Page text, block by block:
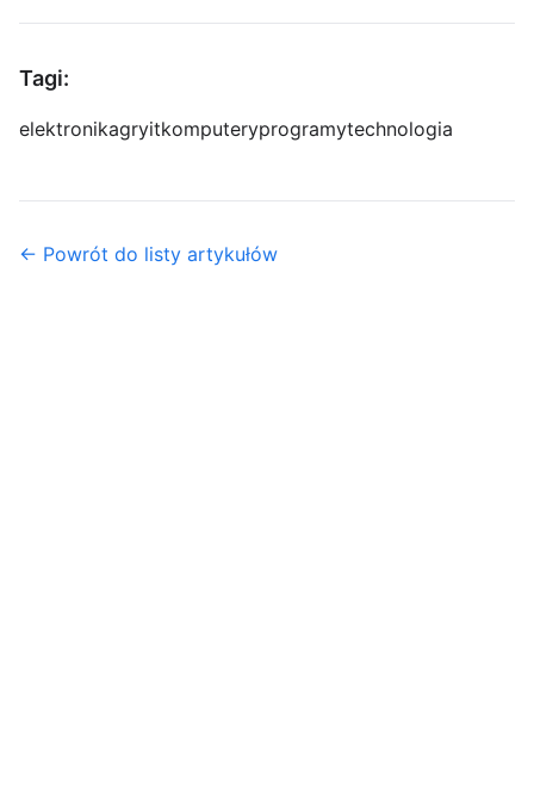
Tagi:
elektronikagryitkomputeryprogramytechnologia
← Powrót do listy artykułów